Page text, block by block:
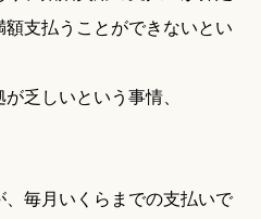
支払うことができないとい
乏しいという事情、
毎月いくらまでの支払いで